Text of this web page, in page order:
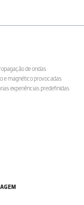
de ondas
e magnético provocadas
experiências predefinidas